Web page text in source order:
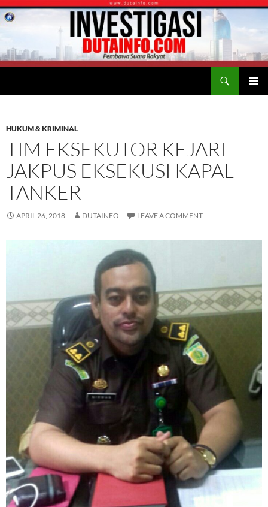
HUKUM & KRIMINAL
TIM EKSEKUTOR KEJARI
JAKPUS EKSEKUSI KAPAL
TANKER
APRIL 26, 2018 DUTAINFO LEAVE A COMMENT